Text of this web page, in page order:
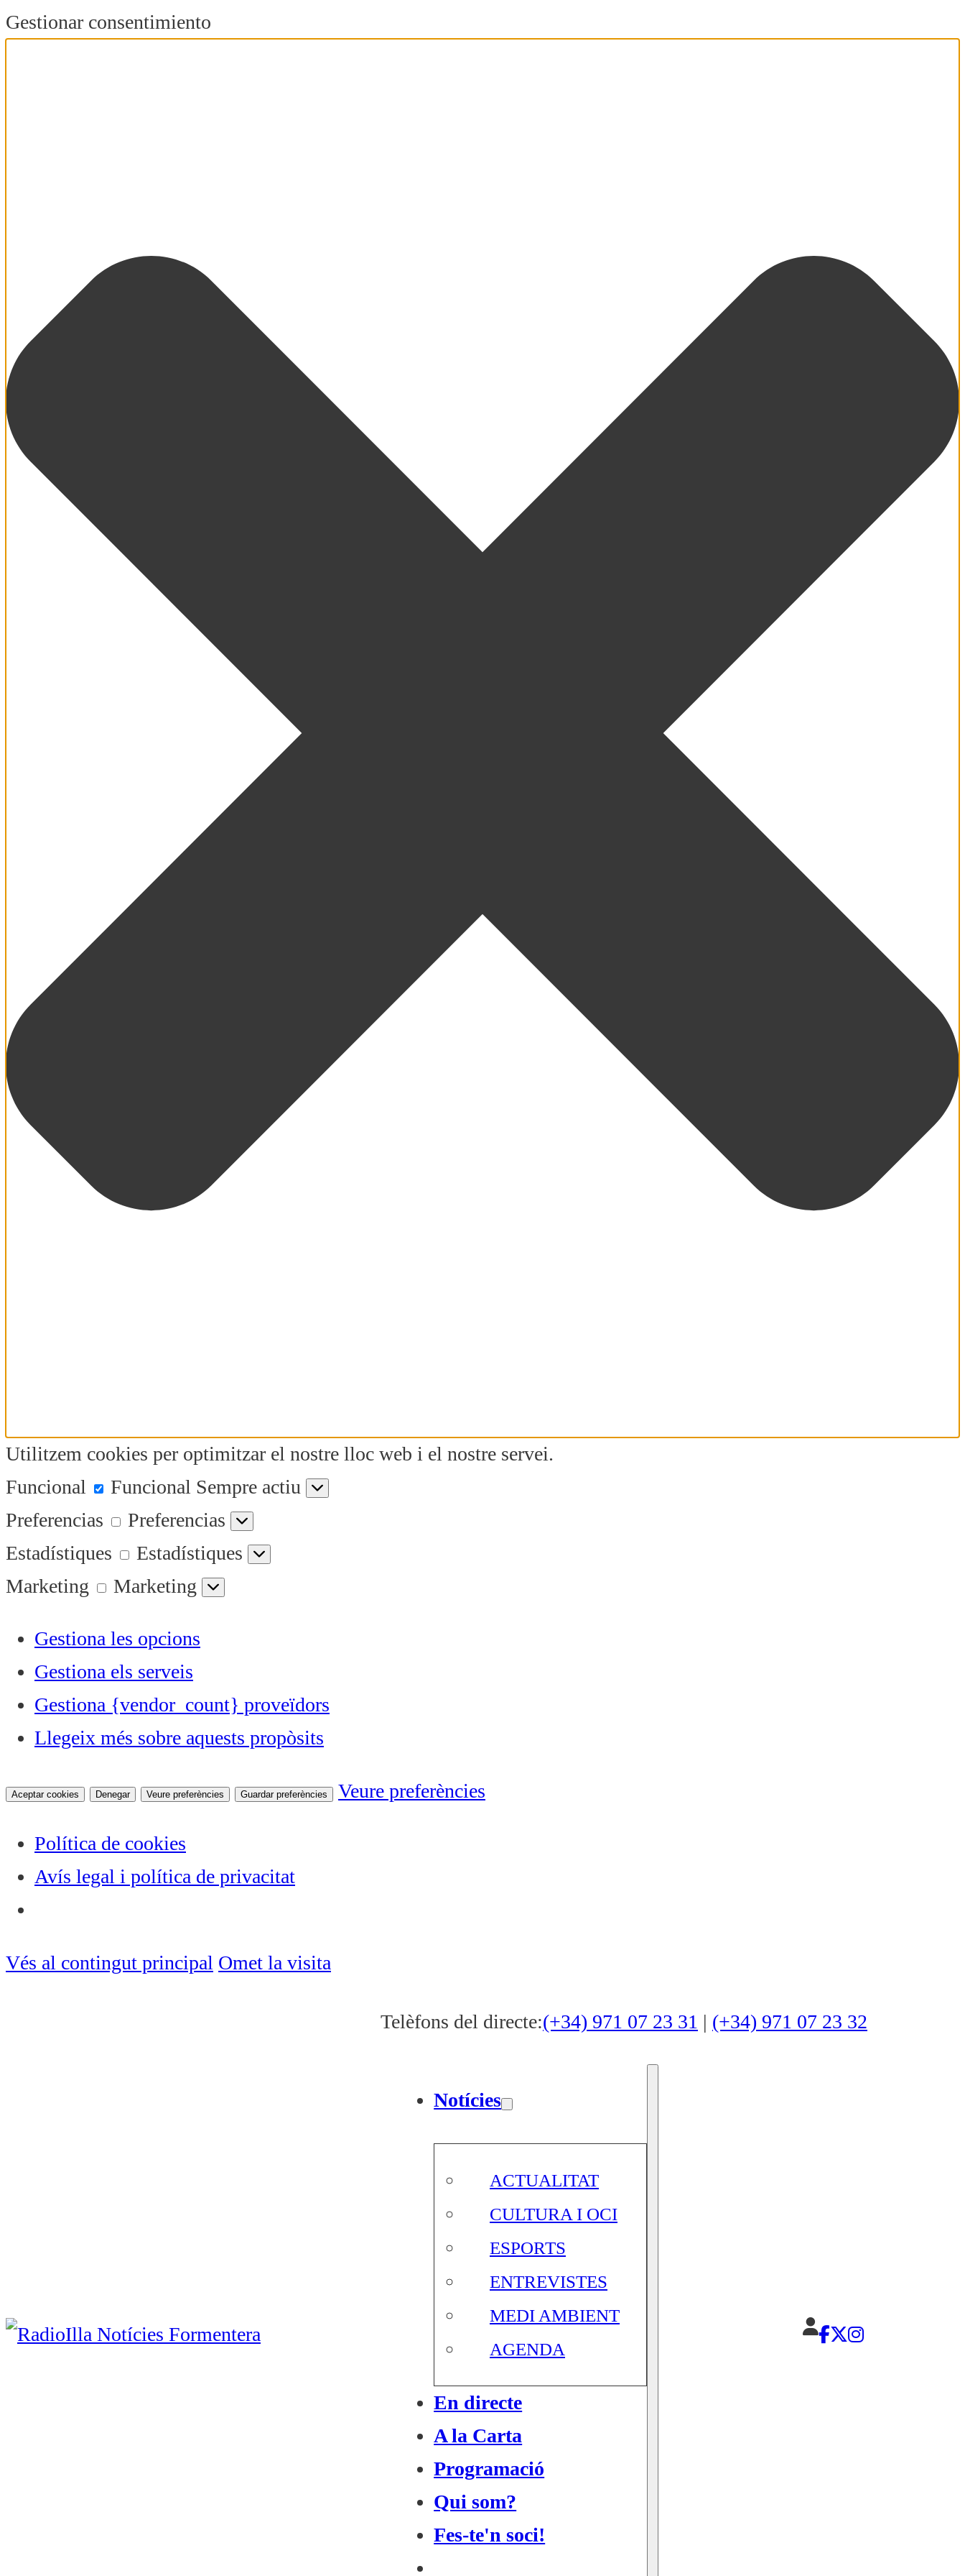
Gestionar consentimiento
Utilitzem cookies per optimitzar el nostre lloc web i el nostre servei.
Funcional
Funcional Sempre actiu
Preferencias
Preferencias
Estadístiques
Estadístiques
Marketing
Marketing
Gestiona les opcions
Gestiona els serveis
Gestiona {vendor_count} proveïdors
Llegeix més sobre aquests propòsits
Aceptar cookies Denegar Veure preferències Guardar preferències Veure preferències
Política de cookies
Avís legal i política de privacitat
Vés al contingut principal Omet la visita
Telèfons del directe:(+34) 971 07 23 31 | (+34) 971 07 23 32
Notícies
ACTUALITAT
CULTURA I OCI
ESPORTS
ENTREVISTES
MEDI AMBIENT
AGENDA
En directe
A la Carta
Programació
Qui som?
Fes-te'n soci!